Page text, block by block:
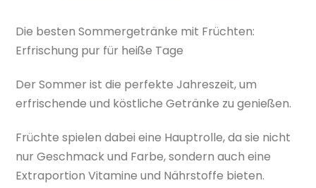
Die besten Sommergetränke mit Früchten:
Erfrischung pur für heiße Tage
Der Sommer ist die perfekte Jahreszeit, um
erfrischende und köstliche Getränke zu genießen.
Früchte spielen dabei eine Hauptrolle, da sie nicht
nur Geschmack und Farbe, sondern auch eine
Extraportion Vitamine und Nährstoffe bieten.